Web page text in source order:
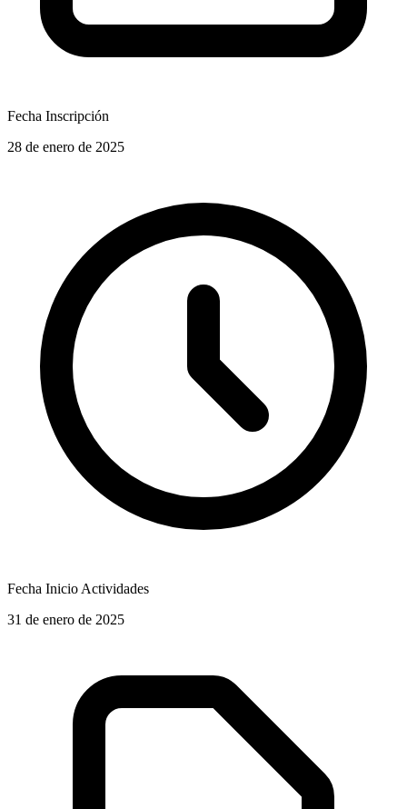
Fecha Inscripción
28 de enero de 2025
Fecha Inicio Actividades
31 de enero de 2025